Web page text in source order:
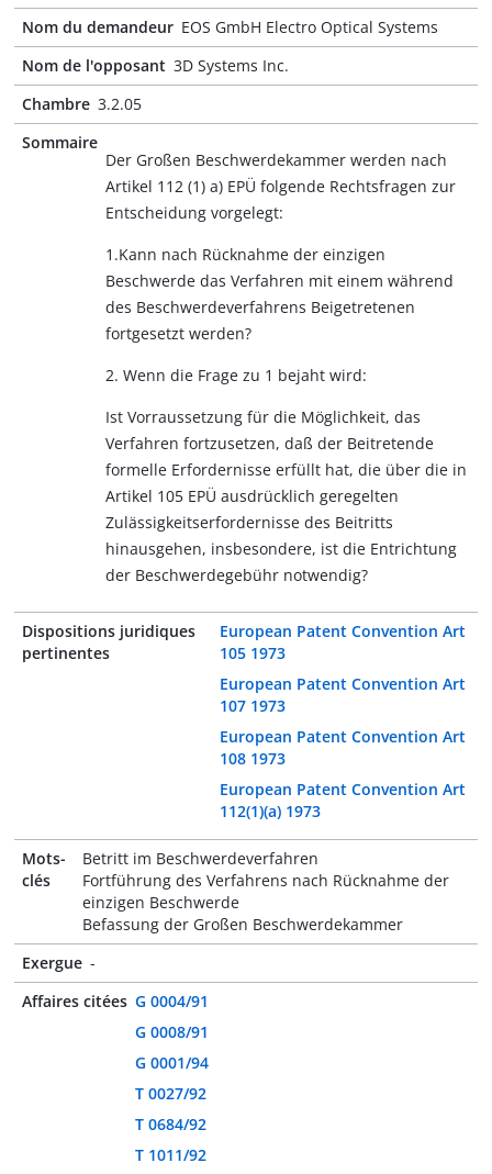
Nom du demandeur EOS GmbH Electro Optical Systems
Nom de l'opposant 3D Systems Inc.
Chambre 3.2.05
Sommaire
Der Großen Beschwerdekammer werden nach
Artikel 112 (1) a) EPÜ folgende Rechtsfragen zur
Entscheidung vorgelegt:
1.Kann nach Rücknahme der einzigen
Beschwerde das Verfahren mit einem während
des Beschwerdeverfahrens Beigetretenen
fortgesetzt werden?
2. Wenn die Frage zu 1 bejaht wird:
Ist Vorraussetzung für die Möglichkeit, das
Verfahren fortzusetzen, daß der Beitretende
formelle Erfordernisse erfüllt hat, die über die in
Artikel 105 EPÜ ausdrücklich geregelten
Zulässigkeitserfordernisse des Beitritts
hinausgehen, insbesondere, ist die Entrichtung
der Beschwerdegebühr notwendig?
Dispositions juridiques
pertinentes
European Patent Convention Art
105 1973
European Patent Convention Art
107 1973
European Patent Convention Art
108 1973
European Patent Convention Art
112(1)(a) 1973
Mots-
clés
Betritt im Beschwerdeverfahren
Fortführung des Verfahrens nach Rücknahme der
einzigen Beschwerde
Befassung der Großen Beschwerdekammer
Exergue -
Affaires citées G 0004/91
G 0008/91
G 0001/94
T 0027/92
T 0684/92
T 1011/92